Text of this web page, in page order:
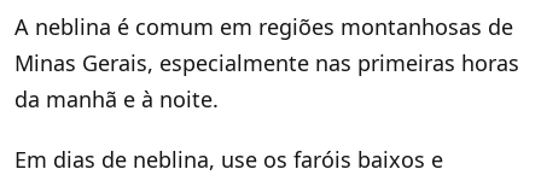
A neblina é comum em regiões montanhosas de
Minas Gerais, especialmente nas primeiras horas
da manhã e à noite.
Em dias de neblina, use os faróis baixos e